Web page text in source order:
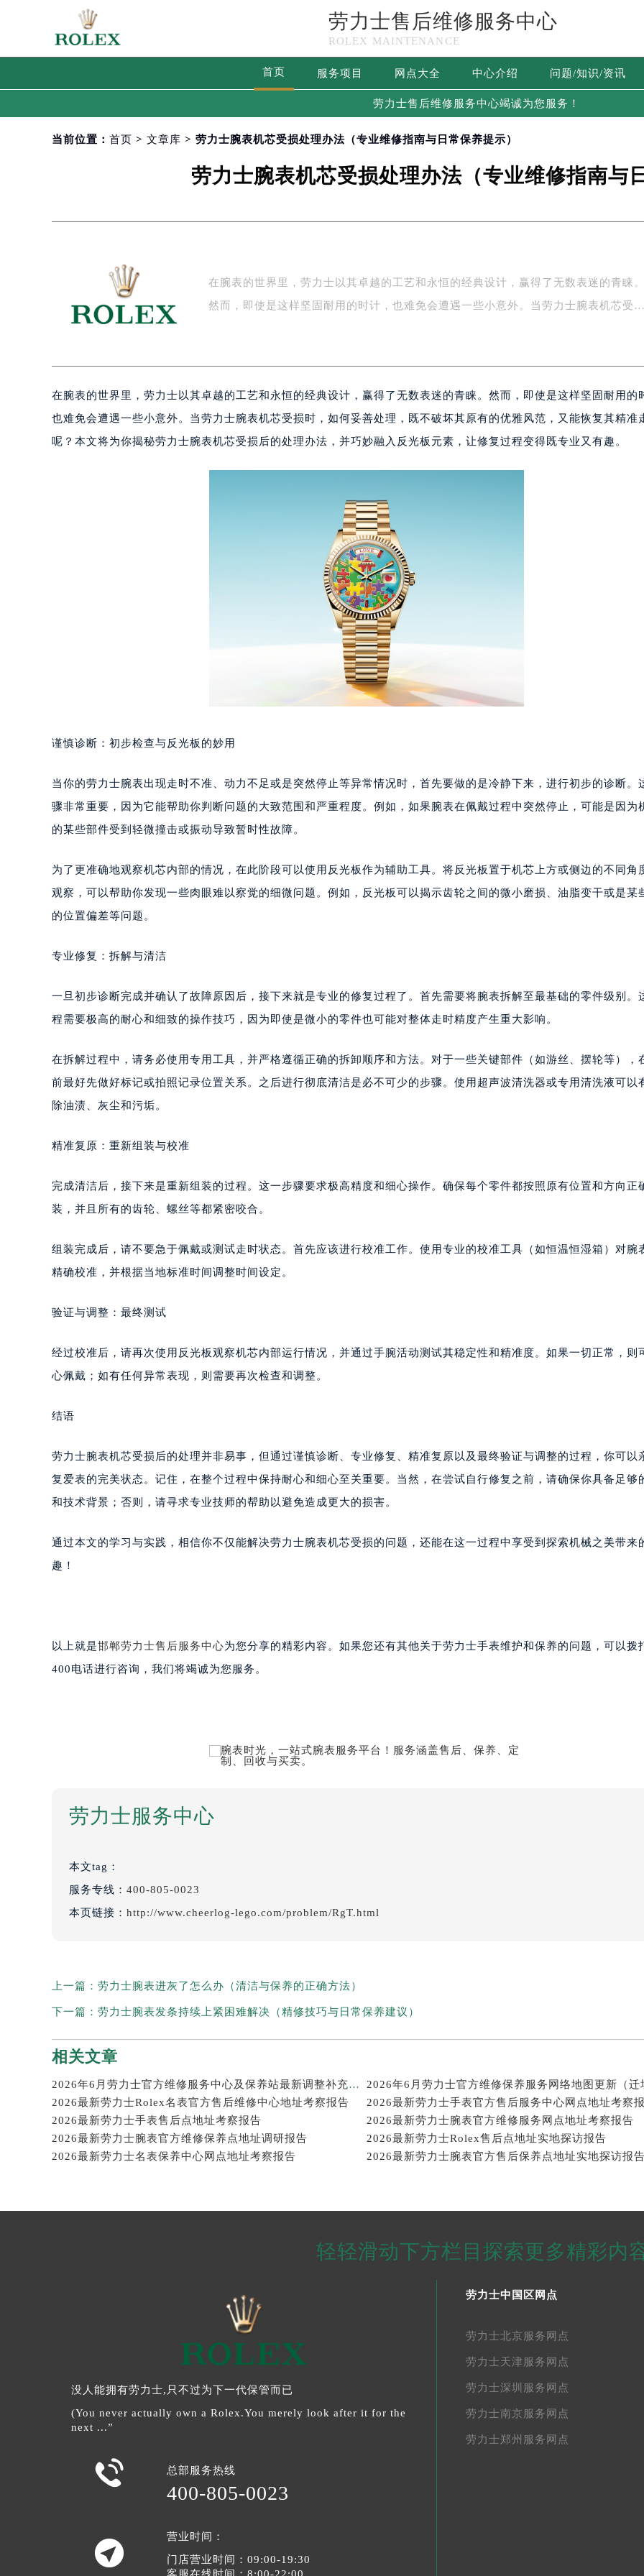
劳力士售后维修服务中心
ROLEX MAINTENANCE
首页 服务项目 网点大全 中心介绍 问题/知识/资讯
劳力士售后维修服务中心竭诚为您服务！
当前位置： 首页 > 文章库 > 劳力士腕表机芯受损处理办法（专业维修指南与日常保养提示）
劳力士腕表机芯受损处理办法（专业维修指南与
在腕表的世界里，劳力士以其卓越的工艺和永恒的经典设计，赢得了无数表迷的青睐
然而，即使是这样坚固耐用的时计，也难免会遭遇一些小意外。当劳力士腕表机芯受
在腕表的世界里，劳力士以其卓越的工艺和永恒的经典设计，赢得了无数表迷的青睐。然而，即使是这样坚固耐用的
也难免会遭遇一些小意外。当劳力士腕表机芯受损时，如何妥善处理，既不破坏其原有的优雅风范，又能恢复其精准
呢？本文将为你揭秘劳力士腕表机芯受损后的处理办法，并巧妙融入反光板元素，让修复过程变得既专业又有趣。
谨慎诊断：初步检查与反光板的妙用
当你的劳力士腕表出现走时不准、动力不足或是突然停止等异常情况时，首先要做的是冷静下来，进行初步的诊断。
骤非常重要，因为它能帮助你判断问题的大致范围和严重程度。例如，如果腕表在佩戴过程中突然停止，可能是因为
的某些部件受到轻微撞击或振动导致暂时性故障。
为了更准确地观察机芯内部的情况，在此阶段可以使用反光板作为辅助工具。将反光板置于机芯上方或侧边的不同角
观察，可以帮助你发现一些肉眼难以察觉的细微问题。例如，反光板可以揭示齿轮之间的微小磨损、油脂变干或是某
的位置偏差等问题。
专业修复：拆解与清洁
一旦初步诊断完成并确认了故障原因后，接下来就是专业的修复过程了。首先需要将腕表拆解至最基础的零件级别。
程需要极高的耐心和细致的操作技巧，因为即使是微小的零件也可能对整体走时精度产生重大影响。
在拆解过程中，请务必使用专用工具，并严格遵循正确的拆卸顺序和方法。对于一些关键部件（如游丝、摆轮等），
前最好先做好标记或拍照记录位置关系。之后进行彻底清洁是必不可少的步骤。使用超声波清洗器或专用清洗液可以
除油渍、灰尘和污垢。
精准复原：重新组装与校准
完成清洁后，接下来是重新组装的过程。这一步骤要求极高精度和细心操作。确保每个零件都按照原有位置和方向正
装，并且所有的齿轮、螺丝等都紧密咬合。
组装完成后，请不要急于佩戴或测试走时状态。首先应该进行校准工作。使用专业的校准工具（如恒温恒湿箱）对腕
精确校准，并根据当地标准时间调整时间设定。
验证与调整：最终测试
经过校准后，请再次使用反光板观察机芯内部运行情况，并通过手腕活动测试其稳定性和精准度。如果一切正常，则
心佩戴；如有任何异常表现，则需要再次检查和调整。
结语
劳力士腕表机芯受损后的处理并非易事，但通过谨慎诊断、专业修复、精准复原以及最终验证与调整的过程，你可以
复爱表的完美状态。记住，在整个过程中保持耐心和细心至关重要。当然，在尝试自行修复之前，请确保你具备足够
和技术背景；否则，请寻求专业技师的帮助以避免造成更大的损害。
通过本文的学习与实践，相信你不仅能解决劳力士腕表机芯受损的问题，还能在这一过程中享受到探索机械之美带来
趣！
以上就是邯郸劳力士售后服务中心为您分享的精彩内容。如果您还有其他关于劳力士手表维护和保养的问题，可以拨
400电话进行咨询，我们将竭诚为您服务。
劳力士服务中心
本文tag：
服务专线： 400-805-0023
本页链接： http://www.cheerlog-lego.com/problem/RgT.html
上一篇： 劳力士腕表进灰了怎么办（清洁与保养的正确方法）
下一篇： 劳力士腕表发条持续上紧困难解决（精修技巧与日常保养建议）
相关文章
2026年6月劳力士官方维修服务中心及保养站最新调整补充确认终稿说明
2026最新劳力士Rolex名表官方售后维修中心地址考察报告
2026最新劳力士手表官方售后服务中心网点地址考察
2026最新劳力士手表售后点地址考察报告
2026最新劳力士腕表官方维修服务网点地址考察报告
2026最新劳力士腕表官方维修保养点地址调研报告
2026最新劳力士Rolex售后点地址实地探访报告
2026最新劳力士名表保养中心网点地址考察报告
2026最新劳力士腕表官方售后保养点地址实地探访报
轻轻滑动下方栏目探索更多精彩内
没人能拥有劳力士,只不过为下一代保管而已
(You never actually own a Rolex.You merely look after it for the
next ...”
 总部服务热线
400-805-0023

营业时间：
门店营业时间：09:00-19:30
客服在线时间：8:00-22:00
劳力士中国区网点
劳力士北京服务网点
劳力士天津服务网点
劳力士深圳服务网点
劳力士南京服务网点
劳力士郑州服务网点